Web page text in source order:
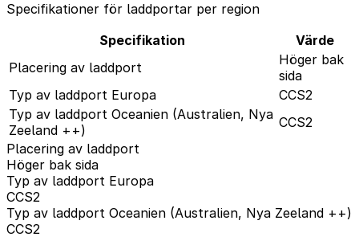
Specifikationer för laddportar per region
Specifikation
Värde
Placering av laddport
Höger bak
sida
Typ av laddport Europa
CCS2
Typ av laddport Oceanien (Australien, Nya
Zeeland ++)
CCS2
Placering av laddport
Höger bak sida
Typ av laddport Europa
CCS2
Typ av laddport Oceanien (Australien, Nya Zeeland ++)
CCS2